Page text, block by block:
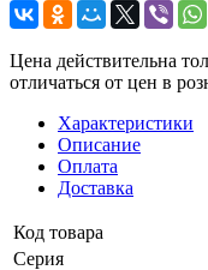
Цена действительна
отличаться от цен в
Характеристики
Описание
Оплата
Доставка
Код товара
Серия